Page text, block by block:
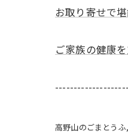
お取り寄せで
ご家族の健康
高野山のごまとうふ